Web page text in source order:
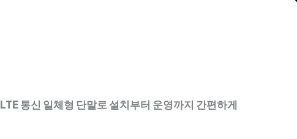
LTE 통신 일체형 단말로 설치부터 운영까지 간편하게